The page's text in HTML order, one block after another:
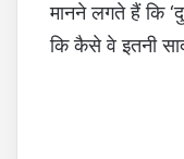
मानने लगते हैं कि
कि कैसे वे इतनी